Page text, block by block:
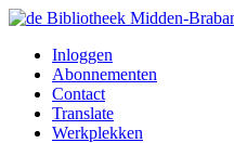
Inloggen
Abonnementen
Contact
Translate
Werkplekken